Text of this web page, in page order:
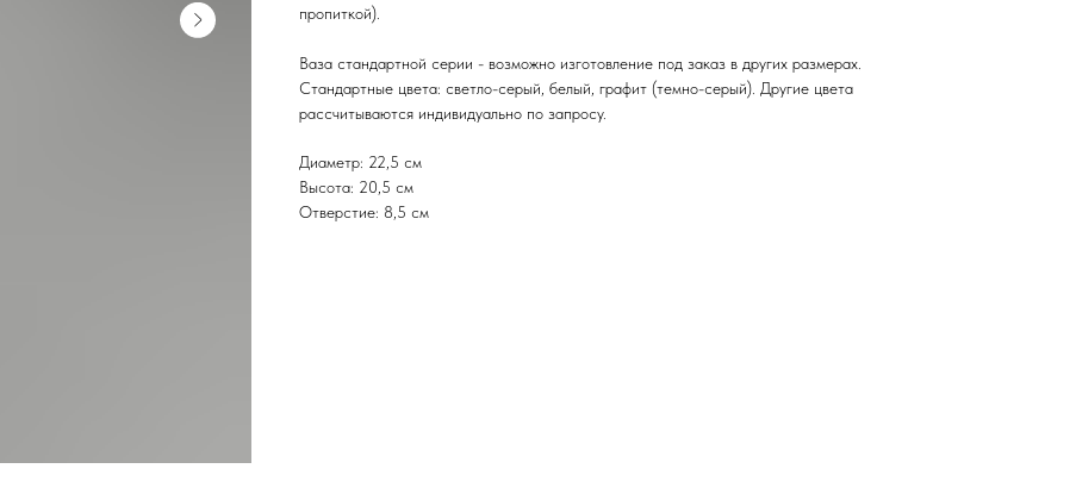
пропиткой).
Ваза стандартной серии - возможно изготовление под заказ в других размерах.
Стандартные цвета: светло-серый, белый, графит (темно-серый). Другие цвета
рассчитываются индивидуально по запросу.
Диаметр: 22,5 см
Высота: 20,5 см
Отверстие: 8,5 см